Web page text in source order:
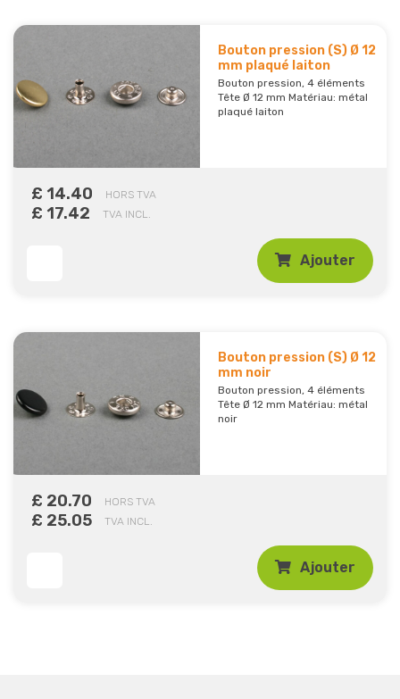
Bouton pression (S) Ø 12
mm plaqué laiton
Bouton pression, 4 éléments
Tête Ø 12 mm Matériau: métal
plaqué laiton
£ 14.40 HORS TVA
£ 17.42 TVA INCL.
Ajouter
Bouton pression (S) Ø 12
mm noir
Bouton pression, 4 éléments
Tête Ø 12 mm Matériau: métal
noir
£ 20.70 HORS TVA
£ 25.05 TVA INCL.
Ajouter